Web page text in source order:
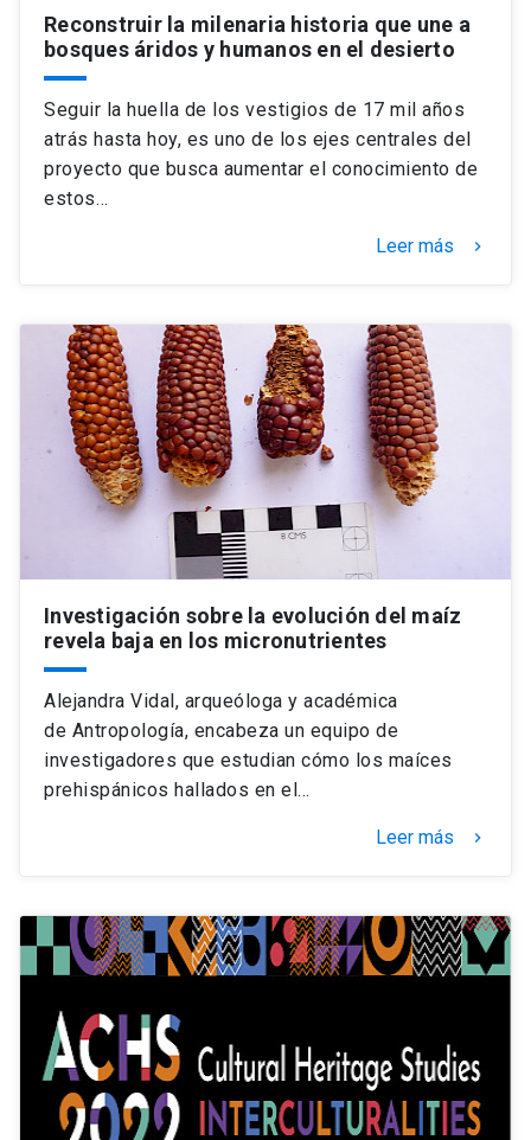
Reconstruir la milenaria historia que une a
bosques áridos y humanos en el desierto
Seguir la huella de los vestigios de 17 mil años
atrás hasta hoy, es uno de los ejes centrales del
proyecto que busca aumentar el conocimiento de
estos…
Leer más keyboard_arrow_right
Investigación sobre la evolución del maíz
revela baja en los micronutrientes
Alejandra Vidal, arqueóloga y académica
de Antropología, encabeza un equipo de
investigadores que estudian cómo los maíces
prehispánicos hallados en el…
Leer más keyboard_arrow_right